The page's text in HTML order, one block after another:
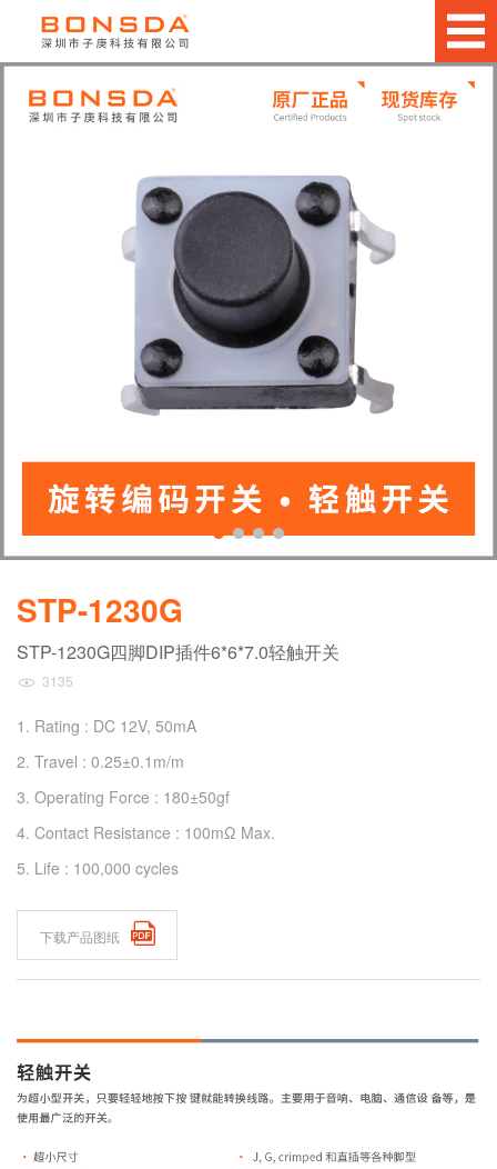
STP-1230G
STP-1230G四脚DIP插件6*6*7.0轻触开关
3135
1. Rating : DC 12V, 50mA
2. Travel : 0.25±0.1m/m
3. Operating Force : 180±50gf
4. Contact Resistance : 100mΩ Max.
5. Life : 100,000 cycles
下载产品图纸